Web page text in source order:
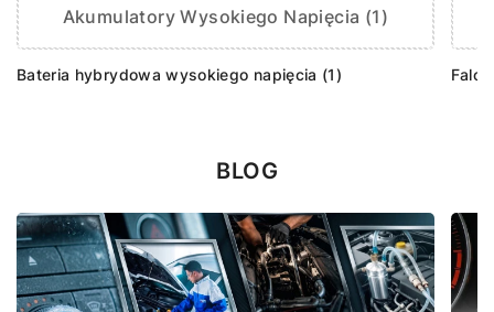
Akumulatory Wysokiego Napięcia (1)
Bateria hybrydowa wysokiego napięcia (1)
BLOG